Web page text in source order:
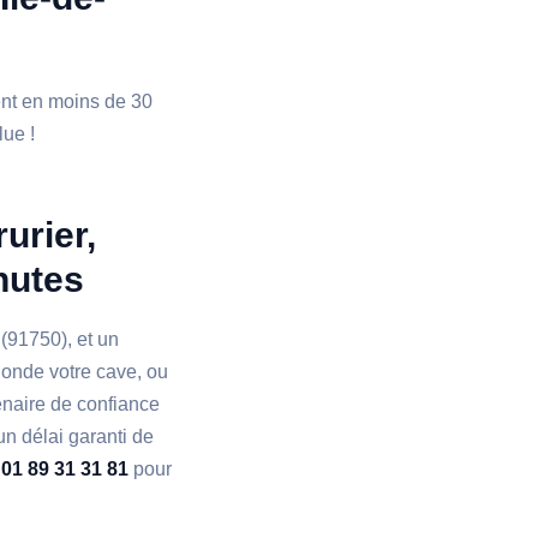
en moins de 30
!
et un
votre cave, ou
de confiance
délai garanti de
01 89 31 31 81 pour